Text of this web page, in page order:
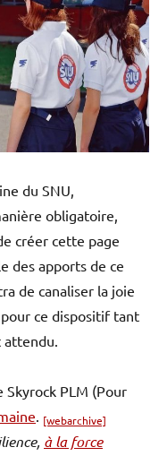
du SNU,
obligatoire,
créer cette page
des apports de ce
de canaliser la joie
ce dispositif tant
PLM (Pour
[webarchive]
à la force